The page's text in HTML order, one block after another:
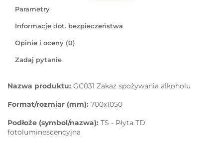
Parametry
Informacje dot. bezpieczeństwa
Opinie i oceny (0)
Zadaj pytanie
Nazwa produktu: GC031 Zakaz spożywania alkoholu
Format/rozmiar (mm): 700x1050
Podłoże (symbol/nazwa): TS - Płyta TD
fotoluminescencyjna